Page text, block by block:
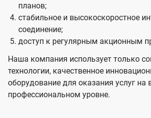
планов;
стабильное и высокоскоростное
соединение;
доступ к регулярным акционным
Наша компания использует только
технологии, качественное
оборудование для оказания услуг на
профессиональном уровне.